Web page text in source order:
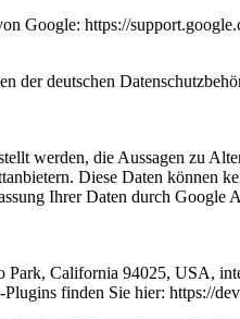
Google: https://
der deutschen
werden, die Aussagen zu
Diese Daten können
Ihrer Daten durch Google
California 94025, USA,
finden Sie hier: https://